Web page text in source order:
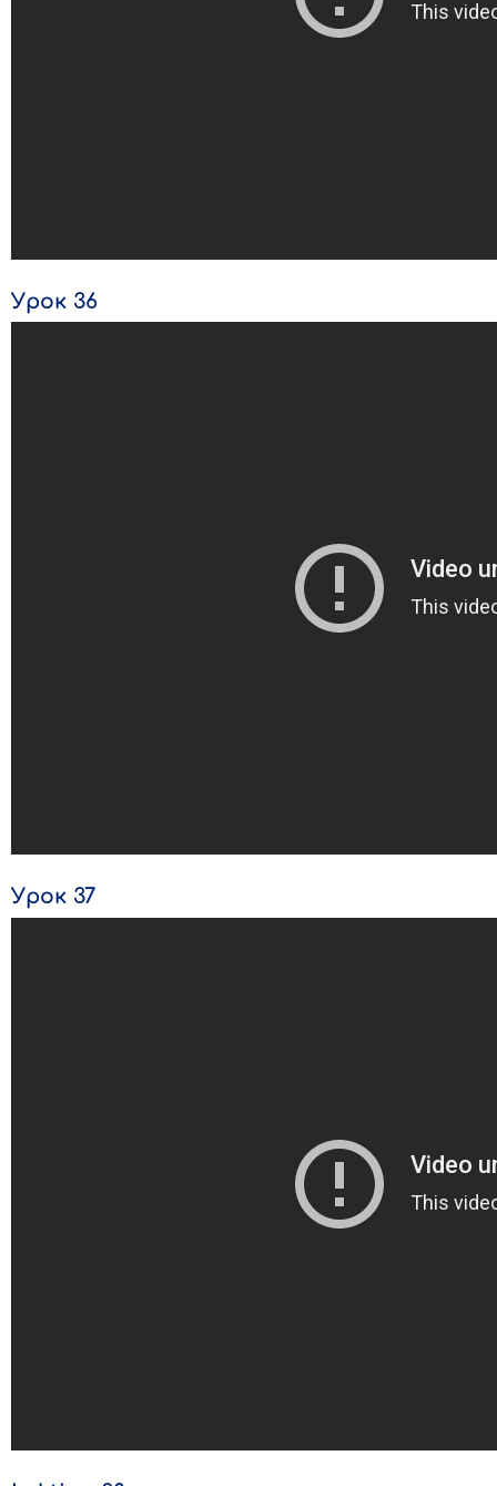
Урок 36
Урок 37